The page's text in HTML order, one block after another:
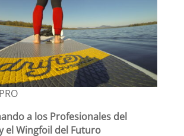
a los Profesionales del
el Wingfoil del Futuro